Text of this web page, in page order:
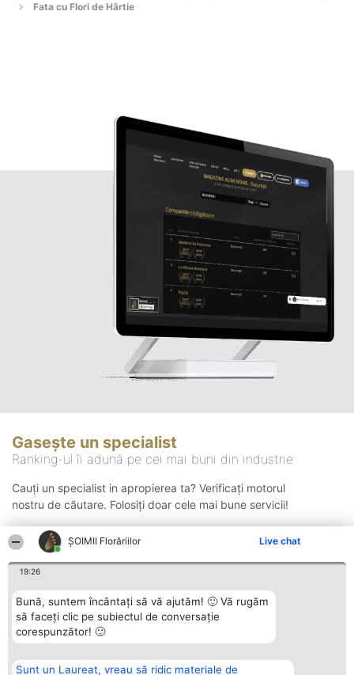
ȘOIMII Florăriilor Live chat
19:26
Bună, suntem încântați să vă ajutăm! 🙂 Vă rugăm
să faceți clic pe subiectul de conversație
corespunzător! 🙂
Sunt un Laureat, vreau să ridic materiale de
Fata cu Flori de Hârtie
Gasește un specialist
Ranking-ul îi adună pe cei mai buni din industrie
Cauți un specialist in apropierea ta? Verificați motorul
nostru de căutare. Folosiți doar cele mai bune servicii!
Organizator Ranking Plebiscyt Contact